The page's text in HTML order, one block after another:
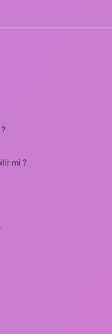
mi ?